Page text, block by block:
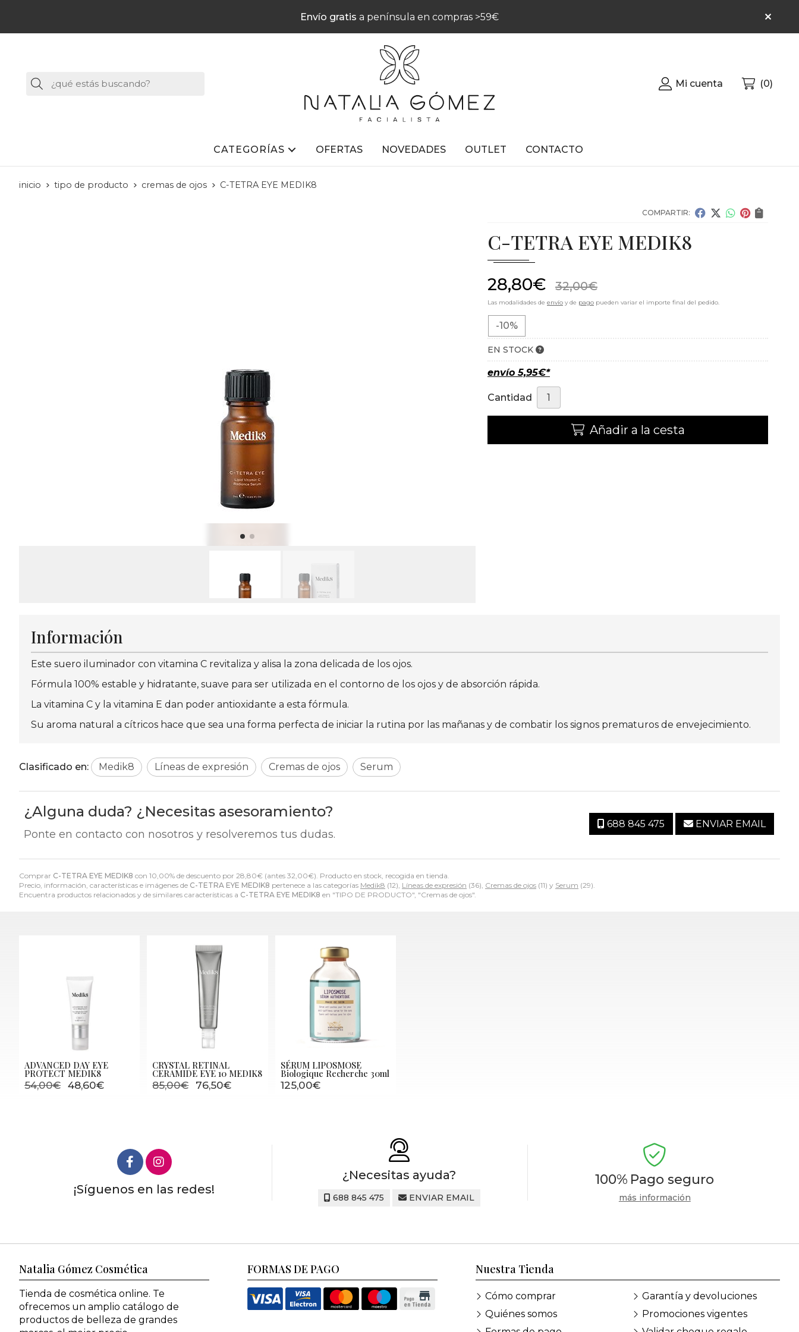
Envío gratis a península en compras >59€
Buscar Mi cuenta 0
CATEGORÍAS OFERTAS NOVEDADES OUTLET CONTACTO
inicio tipo de producto cremas de ojos C-TETRA EYE MEDIK8
COMPARTIR:
C-TETRA EYE MEDIK8
28,80€ 32,00€
Las modalidades de envío y de pago pueden variar el importe final del pedido.
-10%
EN STOCK
envío5,95€*
Cantidad
Añadir a la cesta
Comprar C-TETRA EYE MEDIK8 con 10,00% de descuento por 28,80€ (antes 32,00€). Producto en stock, recogida en tienda.
Precio, información, características e imágenes de C-TETRA EYE MEDIK8 pertenece a las categorías Medik8 (12), Líneas de expresión (36), Cremas de ojos (11) y Serum (29).
Encuentra productos relacionados y de similares características a C-TETRA EYE MEDIK8 en "TIPO DE PRODUCTO", "Cremas de ojos".
Información
Este suero iluminador con vitamina C revitaliza y alisa la zona delicada de los ojos.
Fórmula 100% estable y hidratante, suave para ser utilizada en el contorno de los ojos y de absorción rápida.
La vitamina C y la vitamina E dan poder antioxidante a esta fórmula.
Su aroma natural a cítricos hace que sea una forma perfecta de iniciar la rutina por las mañanas y de combatir los signos prematuros de envejecimiento.
Clasificado en: Medik8 Líneas de expresión Cremas de ojos Serum
¿Alguna duda? ¿Necesitas asesoramiento?
Ponte en contacto con nosotros y resolveremos tus dudas.
688 845 475 ENVIAR EMAIL
ADVANCED DAY EYE
PROTECT MEDIK8
54,00€ 48,60€
CRYSTAL RETINAL
CERAMIDE EYE 10 MEDIK8
85,00€ 76,50€
SÉRUM LIPOSMOSE
Biologique Recherche 30ml
125,00€
¡Síguenos en las redes!
¿Necesitas ayuda?
688 845 475 ENVIAR EMAIL
100% Pago seguro
más información
Natalia Gómez Cosmética
Tienda de cosmética online. Te
ofrecemos un amplio catálogo de
productos de belleza de grandes
FORMAS DE PAGO Nuestra Tienda
Cómo comprar
Quiénes somos
Garantía y devoluciones
Promociones vigentes